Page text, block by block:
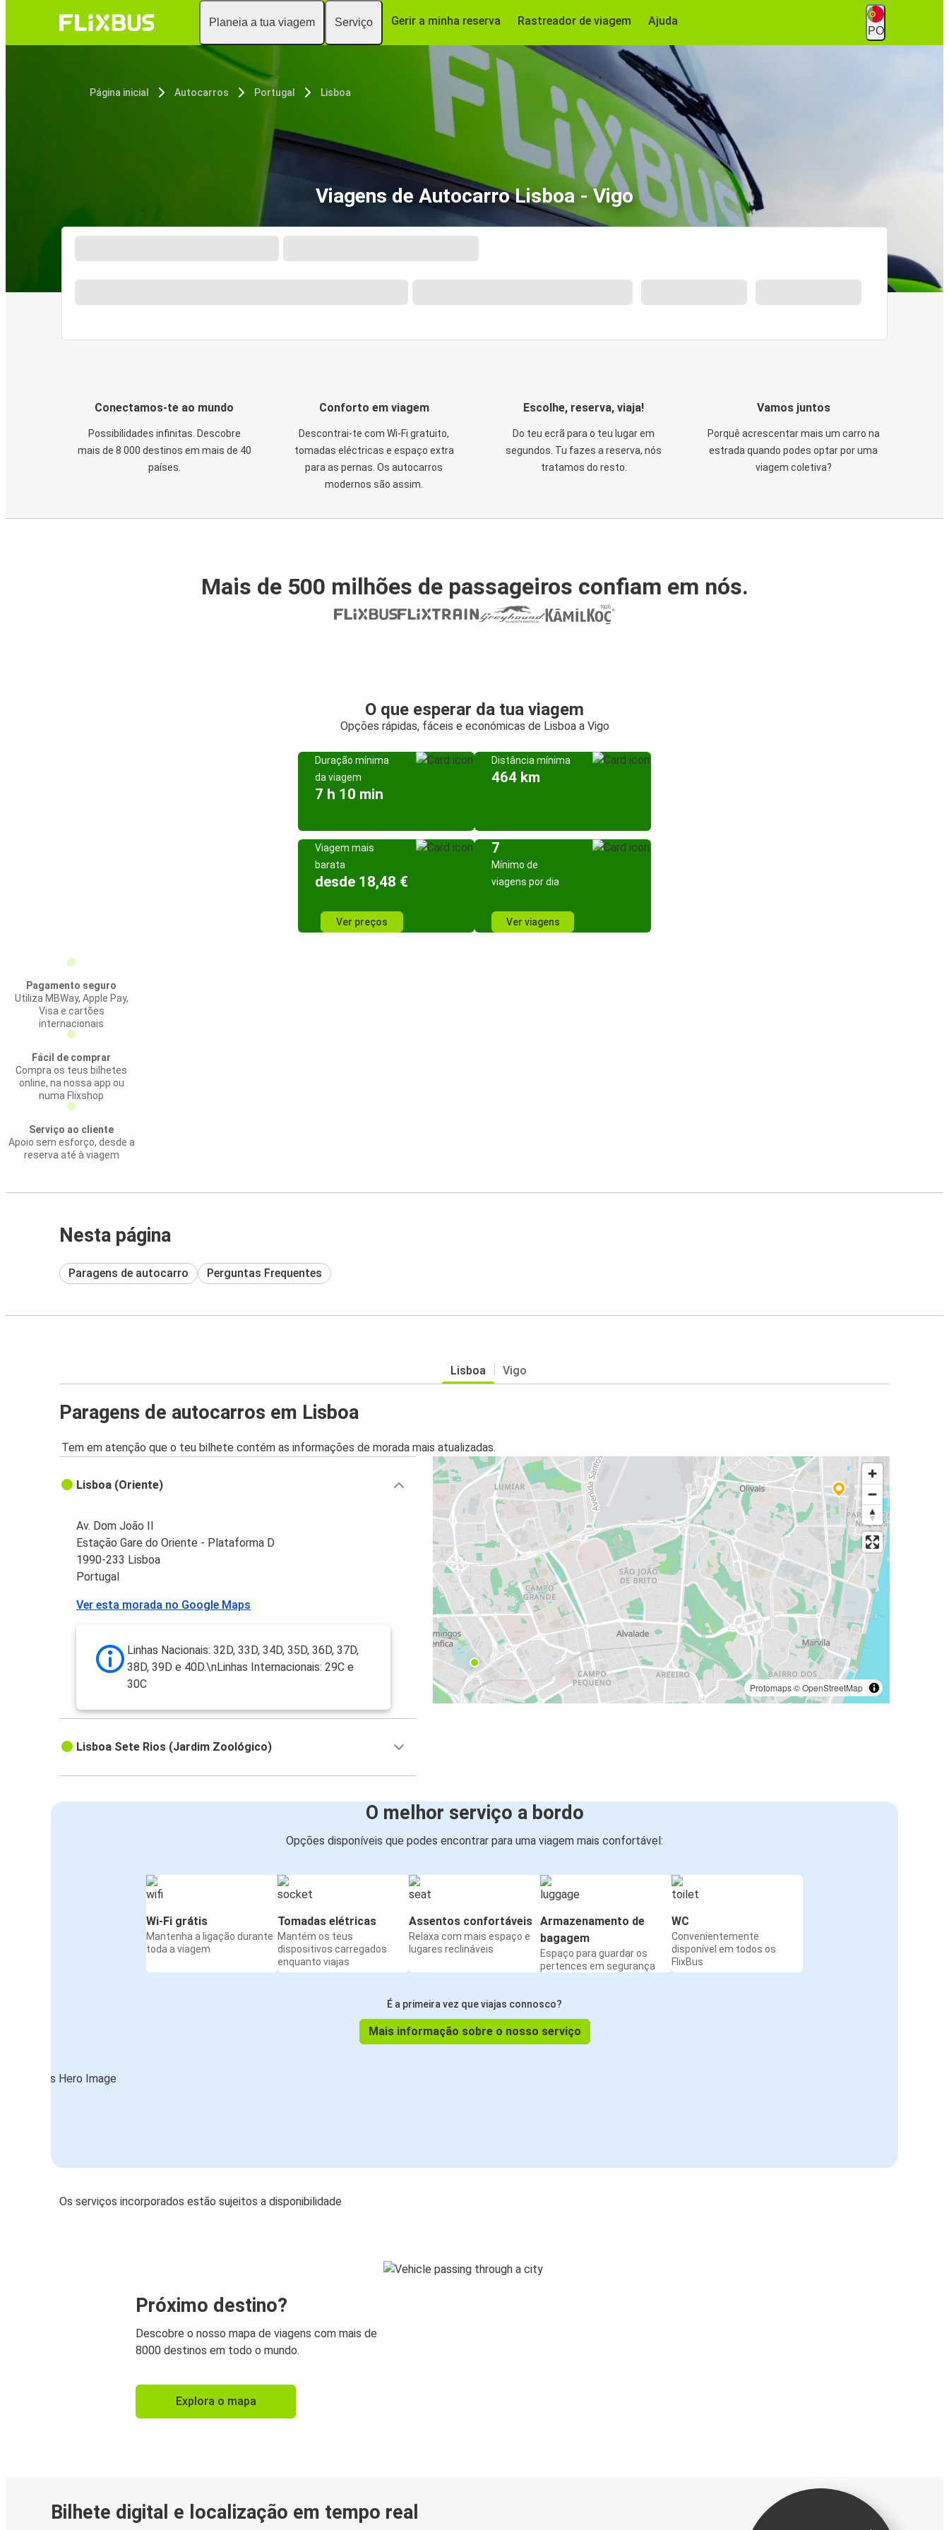
Planeia a tua viagem Serviço Gerir a minha reserva Rastreador de viagem Ajuda
PO
Página inicial Autocarros Portugal Lisboa
Viagens de Autocarro Lisboa - Vigo
Conectamos-te ao mundo
Possibilidades infinitas. Descobre
mais de 8 000 destinos em mais de 40
países.
Conforto em viagem
Descontrai-te com Wi-Fi gratuito,
tomadas eléctricas e espaço extra
para as pernas. Os autocarros
modernos são assim.
Escolhe, reserva, viaja!
Do teu ecrã para o teu lugar em
segundos. Tu fazes a reserva, nós
tratamos do resto.
Vamos juntos
Porquê acrescentar mais um carro na
estrada quando podes optar por uma
viagem coletiva?
Mais de 500 milhões de passageiros confiam em nós.
O que esperar da tua viagem
Opções rápidas, fáceis e económicas de Lisboa a Vigo
Duração mínima
da viagem
7 h 10 min
Distância mínima
464 km
Viagem mais
barata
desde 18,48 €
Ver preços
7
Mínimo de
viagens por dia
Ver viagens
Pagamento seguro
Utiliza MBWay, Apple Pay,
Visa e cartões
internacionais
Fácil de comprar
Compra os teus bilhetes
online, na nossa app ou
numa Flixshop
Serviço ao cliente
Apoio sem esforço, desde a
reserva até à viagem
Nesta página
Paragens de autocarro Perguntas Frequentes
Lisboa Vigo
Paragens de autocarros em Lisboa
Tem em atenção que o teu bilhete contém as informações de morada mais atualizadas.
Protomaps©OpenStreetMap
Lisboa (Oriente)
Av. Dom João II
Estação Gare do Oriente - Plataforma D
1990-233 Lisboa
Portugal
Ver esta morada no Google Maps
Linhas Nacionais: 32D, 33D, 34D, 35D, 36D, 37D,
38D, 39D e 40D.\nLinhas Internacionais: 29C e
30C
Lisboa Sete Rios (Jardim Zoológico)
O melhor serviço a bordo
Opções disponíveis que podes encontrar para uma viagem mais confortável:
Wi-Fi grátis
Mantenha a ligação durante
toda a viagem
Tomadas elétricas
Mantém os teus
dispositivos carregados
enquanto viajas
Assentos confortáveis
Relaxa com mais espaço e
lugares reclináveis
Armazenamento de
bagagem
Espaço para guardar os
pertences em segurança
WC
Convenientemente
disponível em todos os
FlixBus
É a primeira vez que viajas connosco?
Mais informação sobre o nosso serviço
Os serviços incorporados estão sujeitos a disponibilidade
Próximo destino?
Descobre o nosso mapa de viagens com mais de
8000 destinos em todo o mundo.
Explora o mapa
Bilhete digital e localização em tempo real